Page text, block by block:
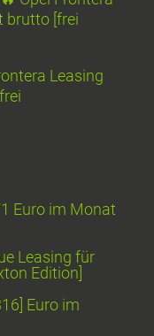
brutto [frei
Leasing
Euro im Monat
Leasing für
Edition]
Euro im